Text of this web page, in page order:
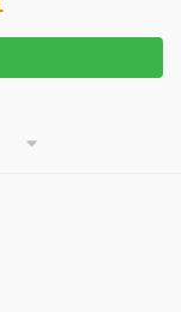
preço
atual